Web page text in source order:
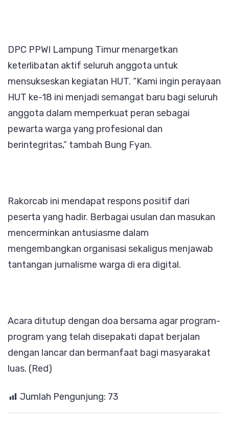
DPC PPWI Lampung Timur menargetkan
keterlibatan aktif seluruh anggota untuk
mensukseskan kegiatan HUT. “Kami ingin perayaan
HUT ke-18 ini menjadi semangat baru bagi seluruh
anggota dalam memperkuat peran sebagai
pewarta warga yang profesional dan
berintegritas,” tambah Bung Fyan.
Rakorcab ini mendapat respons positif dari
peserta yang hadir. Berbagai usulan dan masukan
mencerminkan antusiasme dalam
mengembangkan organisasi sekaligus menjawab
tantangan jurnalisme warga di era digital.
Acara ditutup dengan doa bersama agar program-
program yang telah disepakati dapat berjalan
dengan lancar dan bermanfaat bagi masyarakat
luas. (Red)
Jumlah Pengunjung: 73